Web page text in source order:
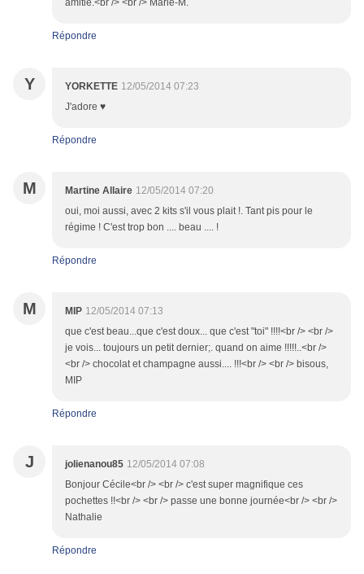
amitié.<br /> <br /> Marie-M.
Répondre
Y YORKETTE 12/05/2014 07:23
J'adore ♥
Répondre
M Martine Allaire 12/05/2014 07:20
oui, moi aussi, avec 2 kits s'il vous plait !. Tant pis pour le
régime ! C'est trop bon .... beau .... !
Répondre
M MIP 12/05/2014 07:13
que c'est beau...que c'est doux... que c'est "toi" !!!!<br /> <br />
je vois... toujours un petit dernier;. quand on aime !!!!!..<br />
<br /> chocolat et champagne aussi.... !!!<br /> <br /> bisous,
MIP
Répondre
J jolienanou85 12/05/2014 07:08
Bonjour Cécile<br /> <br /> c'est super magnifique ces
pochettes !!<br /> <br /> passe une bonne journée<br /> <br />
Nathalie
Répondre